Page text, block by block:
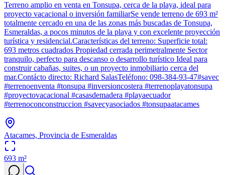
Terreno amplio en venta en Tonsupa, cerca de la playa, ideal para
proyecto vacacional o inversión familiarSe vende terreno de 693 m²
totalmente cercado en una de las zonas más buscadas de Tonsupa,
Esmeraldas, a pocos minutos de la playa y con excelente proyección
turística y residencial.Características del terreno: Superficie total:
693 metros cuadrados Propiedad cerrada perimetralmente Sector
tranquilo, perfecto para descanso o desarrollo turístico Ideal para
construir cabañas, suites, o un proyecto inmobiliario cerca del
mar.Contácto directo: Richard SalasTeléfono: 098-384-93-47#savec
#terrenoenventa #tonsupa #inversioncostera #terrenoplayatonsupa
#proyectovacacional #casasdemadera #playaecuador
#terrenoconconstruccion #savecyasociados #tonsupaatacames
Atacames, Provincia de Esmeraldas
693 m²